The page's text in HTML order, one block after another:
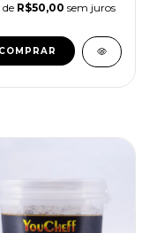
de R$50,00 sem juros
COMPRAR